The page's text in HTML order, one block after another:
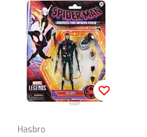
Hasbro